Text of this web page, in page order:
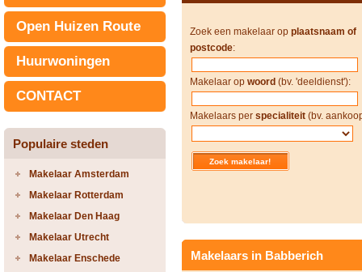
Open Huizen Route
Huurwoningen
CONTACT
Populaire steden
Makelaar Amsterdam
Makelaar Rotterdam
Makelaar Den Haag
Makelaar Utrecht
Makelaar Enschede
Zoek een makelaar op plaatsnaam of
postcode:
Makelaar op woord (bv. 'deeldienst'):
Makelaars per specialiteit (bv.
Makelaars in Babberich